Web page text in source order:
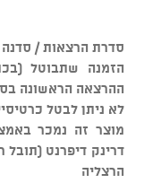
סדרת הרצאות / סדנה
ההרצאה הראשונה בסדרה - יחוייבו
לא ניתן לבטל
הרצליה